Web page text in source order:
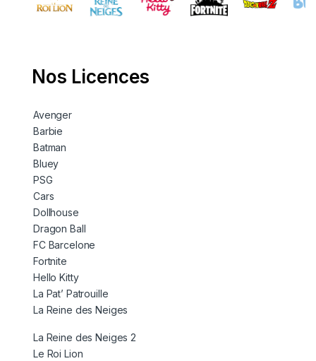
Nos Licences
Avenger
Barbie
Batman
Bluey
PSG
Cars
Dollhouse
Dragon Ball
FC Barcelone
Fortnite
Hello Kitty
La Pat’ Patrouille
La Reine des Neiges
La Reine des Neiges 2
Le Roi Lion